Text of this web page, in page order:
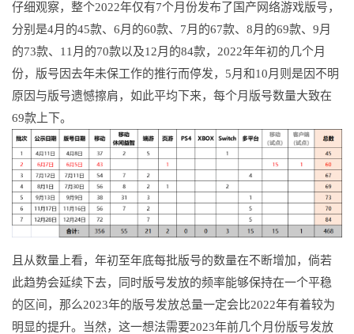
仔细观察，整个2022年仅有7个月份发布了国产网络游戏版号，
分别是4月的45款、6月的60款、7月的67款、8月的69款、9月
的73款、11月的70款以及12月的84款，2022年年初的几个月
份，版号因去年未保工作的推行而停发，5月和10月则是因不明
原因与版号遗憾擦肩，如此平均下来，每个月版号数量大致在
69款上下。
且从数量上看，年初至年底每批版号的数量在不断增加，倘若
此趋势会延续下去，同时版号发放的频率能够保持在一个平稳
的区间，那么2023年的版号发放总量一定会比2022年有着较为
明显的提升。当然，这一想法需要2023年前几个月份版号发放